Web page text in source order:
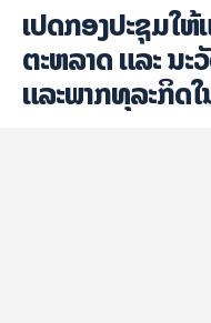
ເປີດກອງປະຊຸມ​ໃ
ຕະຫລາດ ແລະ ນ
ແລະ​ພາກ​ທຸ​ລະ​ກິດ​